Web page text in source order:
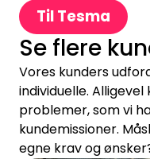
Til Tesma
Se flere
Vores kunders
individuelle.
problemer, som vi
kundemissioner.
egne krav og